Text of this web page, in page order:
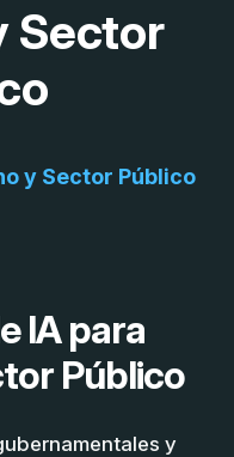
Sector
y Sector Público
IA para
Público
y